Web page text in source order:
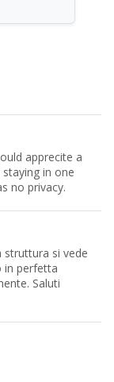
apprecite a
in one
no privacy.
struttura si vede
in perfetta
Saluti